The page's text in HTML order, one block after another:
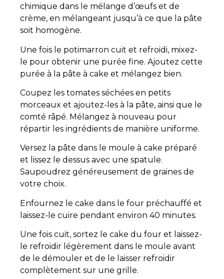
chimique dans le mélange d’œufs et de
crème, en mélangeant jusqu’à ce que la pâte
soit homogène.
Une fois le potimarron cuit et refroidi, mixez-
le pour obtenir une purée fine. Ajoutez cette
purée à la pâte à cake et mélangez bien.
Coupez les tomates séchées en petits
morceaux et ajoutez-les à la pâte, ainsi que le
comté râpé. Mélangez à nouveau pour
répartir les ingrédients de manière uniforme.
Versez la pâte dans le moule à cake préparé
et lissez le dessus avec une spatule.
Saupoudrez généreusement de graines de
votre choix.
Enfournez le cake dans le four préchauffé et
laissez-le cuire pendant environ 40 minutes.
Une fois cuit, sortez le cake du four et laissez-
le refroidir légèrement dans le moule avant
de le démouler et de le laisser refroidir
complètement sur une grille.